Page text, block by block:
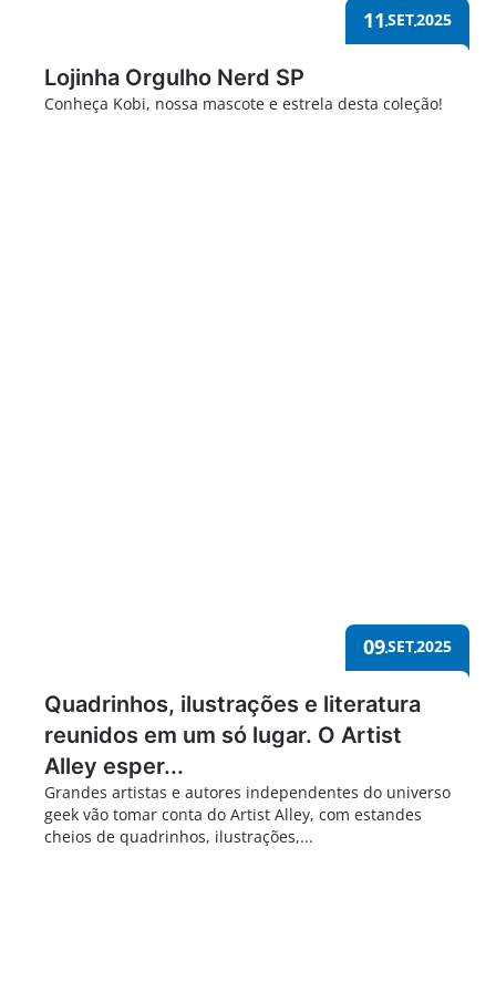
11 SET2025
Lojinha Orgulho Nerd SP
Conheça Kobi, nossa mascote e estrela desta coleção!
09SET2025
Quadrinhos, ilustrações e literatura
reunidos em um só lugar. O Artist
Alley esper...
Grandes artistas e autores independentes do universo
geek vão tomar conta do Artist Alley, com estandes
cheios de quadrinhos, ilustrações,...